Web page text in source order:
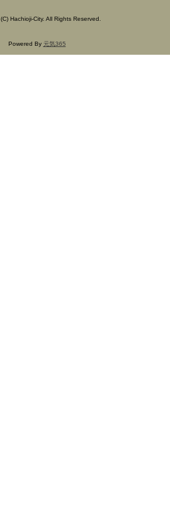
(C) Hachioji-City. All Rights Reserved.
Powered By 元気365